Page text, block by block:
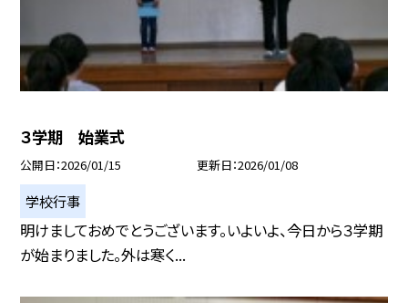
３学期 始業式
公開日 2026/01/15 更新日 2026/01/08
学校行事
明けましておめでとうございます。いよいよ、今日から３学期
が始まりました。外は寒く...